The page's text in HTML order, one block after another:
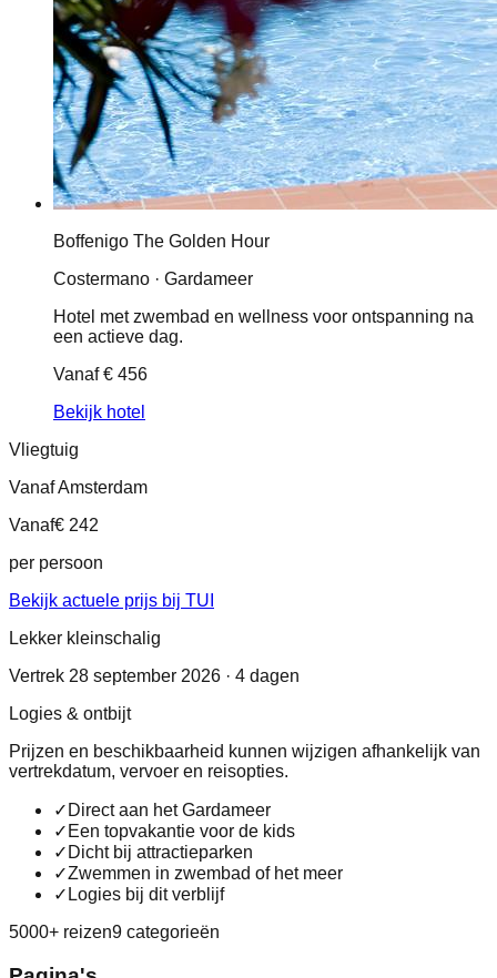
Boffenigo The Golden Hour
Costermano · Gardameer
Hotel met zwembad en wellness voor ontspanning na
een actieve dag.
Vanaf€ 456
Bekijk hotel
Vliegtuig
Vanaf Amsterdam
Vanaf€ 242
per persoon
Bekijk actuele prijs bij TUI
Lekker kleinschalig
Vertrek 28 september 2026 · 4 dagen
Logies & ontbijt
Prijzen en beschikbaarheid kunnen wijzigen afhankelijk van
vertrekdatum, vervoer en reisopties.
✓ Direct aan het Gardameer
✓ Een topvakantie voor de kids
✓ Dicht bij attractieparken
✓Zwemmen in zwembad of het meer
✓ Logies bij dit verblijf
5000+ reizen9 categorieën